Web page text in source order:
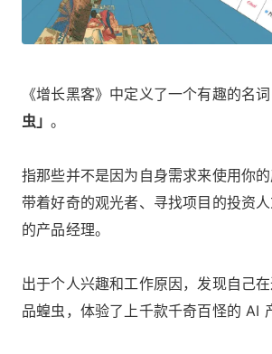
《增长黑客》中定义了一个有趣的名词
虫」。
指那些并不是因为自身需求来使用你
带着好奇的观光者、寻找项目的投资
的产品经理。
出于个人兴趣和工作原因，发现自己
品蝗虫，体验了上千款千奇百怪的 AI